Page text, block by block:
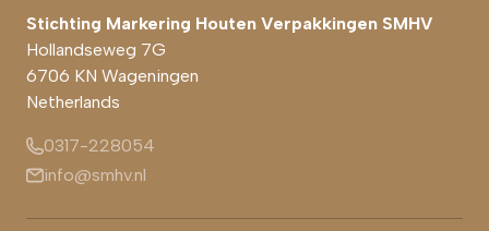
Stichting Markering Houten Verpakkingen SMHV
Hollandseweg 7G
6706 KN Wageningen
Netherlands
0317-228054
info@smhv.nl